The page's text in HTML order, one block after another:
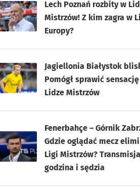
Lech Poznań rozbity w
Mistrzów! Z kim zagra w
Europy?
Jagiellonia Białystok
Pomógł sprawić
Lidze Mistrzów
Fenerbahçe – Górnik
Gdzie oglądać mecz
Ligi Mistrzów?
godzina i sędzia